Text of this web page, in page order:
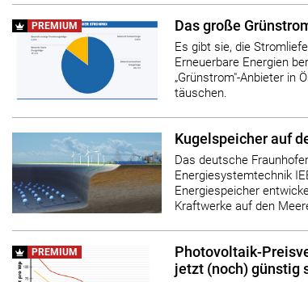
PREMIUM Das große
Es gibt sie, die
Erneuerbare Energien
„Grünstrom"-Anbieter in
täuschen.
Kugelspeicher auf
Das deutsche
Energiesystemtechnik
Energiespeicher
Kraftwerke auf den
PREMIUM
Photovoltaik-
jetzt (noch) günstig